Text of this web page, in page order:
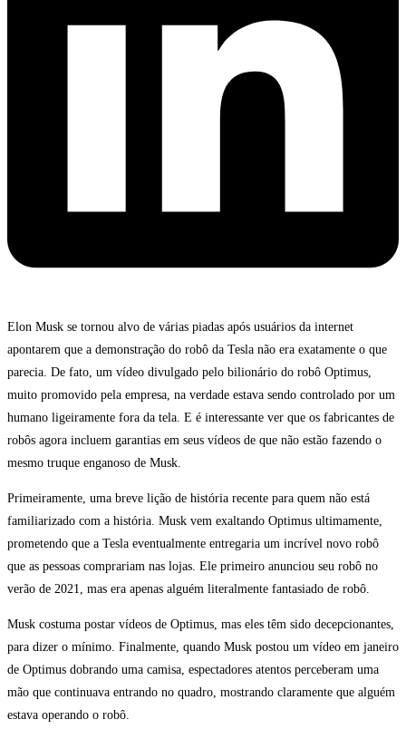
Elon Musk se tornou alvo de várias piadas após usuários da internet
apontarem que a demonstração do robô da Tesla não era exatamente o que
parecia. De fato, um vídeo divulgado pelo bilionário do robô Optimus,
muito promovido pela empresa, na verdade estava sendo controlado por um
humano ligeiramente fora da tela. E é interessante ver que os fabricantes de
robôs agora incluem garantias em seus vídeos de que não estão fazendo o
mesmo truque enganoso de Musk.
Primeiramente, uma breve lição de história recente para quem não está
familiarizado com a história. Musk vem exaltando Optimus ultimamente,
prometendo que a Tesla eventualmente entregaria um incrível novo robô
que as pessoas comprariam nas lojas. Ele primeiro anunciou seu robô no
verão de 2021, mas era apenas alguém literalmente fantasiado de robô.
Musk costuma postar vídeos de Optimus, mas eles têm sido decepcionantes,
para dizer o mínimo. Finalmente, quando Musk postou um vídeo em janeiro
de Optimus dobrando uma camisa, espectadores atentos perceberam uma
mão que continuava entrando no quadro, mostrando claramente que alguém
estava operando o robô.